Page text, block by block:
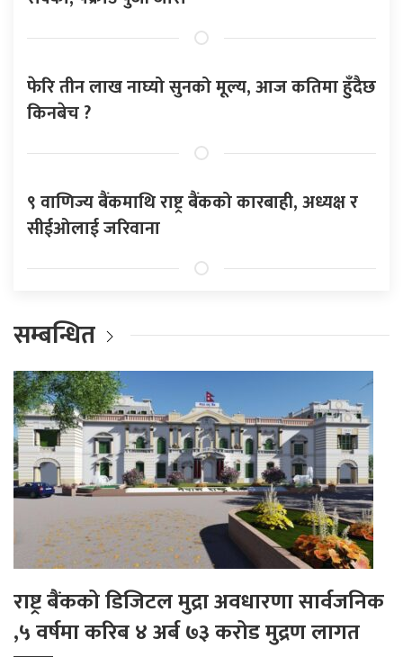
फेरि तीन लाख नाघ्यो सुनको मूल्य, आज कतिमा हुँदैछ
किनबेच ?
९ वाणिज्य बैंकमाथि राष्ट्र बैंकको कारबाही, अध्यक्ष र
सीईओलाई जरिवाना
सम्बन्धित
राष्ट्र बैंकको डिजिटल मुद्रा अवधारणा सार्वजनिक
,५ वर्षमा करिब ४ अर्ब ७३ करोड मुद्रण लागत